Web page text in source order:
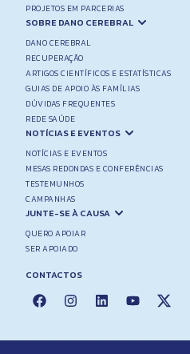
PROJETOS EM PARCERIAS
SOBRE DANO CEREBRAL
DANO CEREBRAL
RECUPERAÇÃO
ARTIGOS CIENTÍFICOS E ESTATÍSTICAS
GUIAS DE APOIO ÀS FAMÍLIAS
DÚVIDAS FREQUENTES
REDE SAÚDE
NOTÍCIAS E EVENTOS
NOTÍCIAS E EVENTOS
MESAS REDONDAS E CONFERÊNCIAS
TESTEMUNHOS
CAMPANHAS
JUNTE-SE À CAUSA
QUERO APOIAR
SER APOIADO
CONTACTOS